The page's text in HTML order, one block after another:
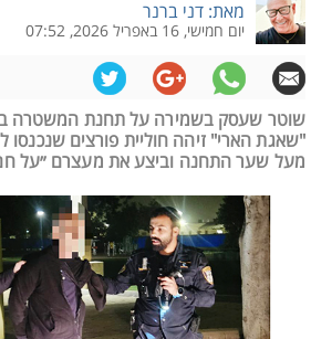
מאת: דני ברנר
יום חמישי, 16 באפריל 2026, 07:52
שוטר שעסק בשמירה על תחנת המשטרה
"שאגת הארי" זיהה חוליית פורצים
מעל שער התחנה וביצע את מעצרם ״על